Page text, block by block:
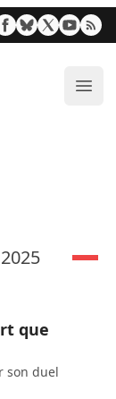
que
son duel